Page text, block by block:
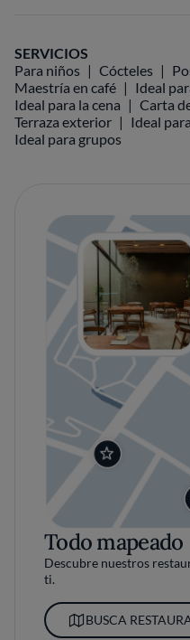
SERVICIOS
Para niños
Cócteles
Maestría en café
Ideal
Ideal para la cena
Carta
Terraza exterior
Ideal
Ideal para grupos
Todo mapeado
Descubre nuestros
ti.
BUSCA